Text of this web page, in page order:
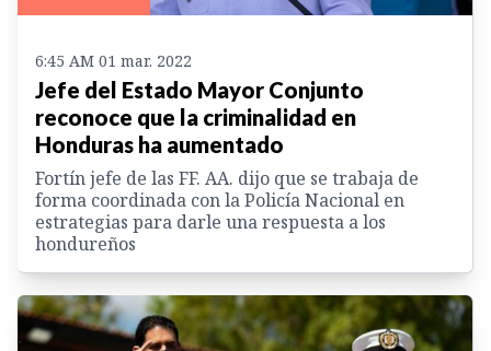
6:45 AM 01 mar. 2022
Jefe del Estado Mayor Conjunto
reconoce que la criminalidad en
Honduras ha aumentado
Fortín jefe de las FF. AA. dijo que se trabaja de
forma coordinada con la Policía Nacional en
estrategias para darle una respuesta a los
hondureños